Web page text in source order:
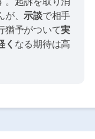
が、示談で相手
猶予がついて実
く なる期待は高